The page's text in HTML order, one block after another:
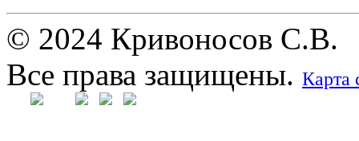
© 2024 Кривоносов С.В.
Все права защищены. Карта